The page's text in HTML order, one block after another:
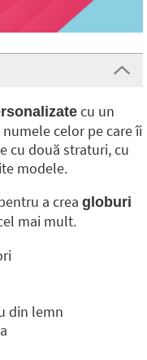
cu un
celor pe care îi
cu două straturi, cu
modele.
a crea globuri
mai mult.
din lemn